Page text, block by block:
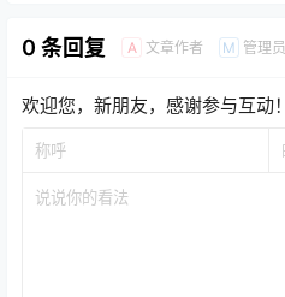
0 条回复 A 文章作者 M 管理员
欢迎您，新朋友，感谢参与互动！